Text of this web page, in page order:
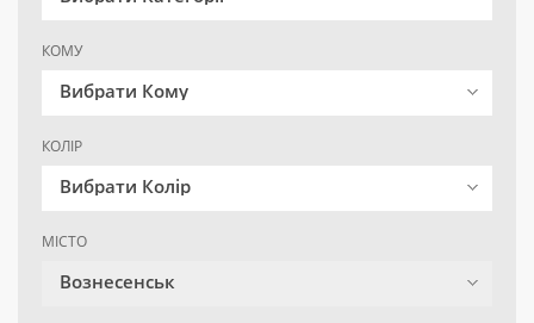
КОМУ
Вибрати Кому
КОЛІР
Вибрати Колір
МІСТО
Вознесенськ